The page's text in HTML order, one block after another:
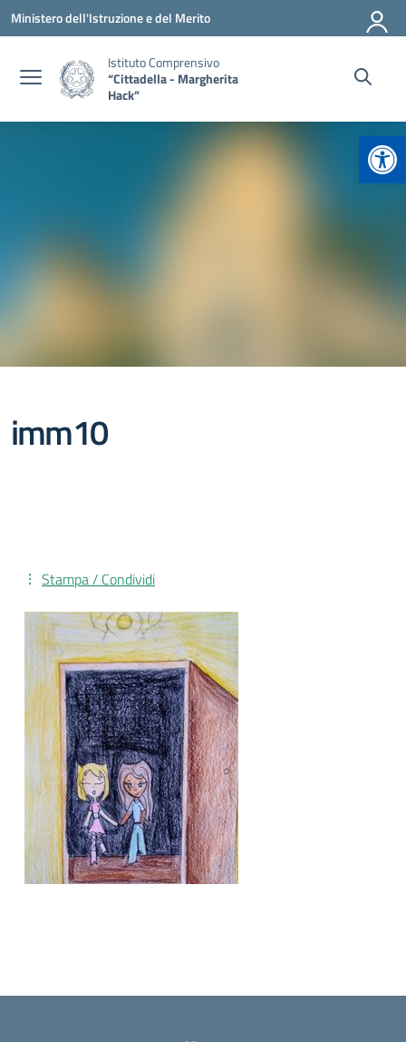
Vai ai contenuti
Vai al menu di navigazione
Vai al footer
Ministero dell'Istruzione e del Merito
Istituto Comprensivo
“Cittadella - Margherita
Hack”
imm10
Stampa / Condividi